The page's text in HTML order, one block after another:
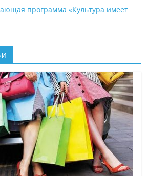
программа «Культура имеет